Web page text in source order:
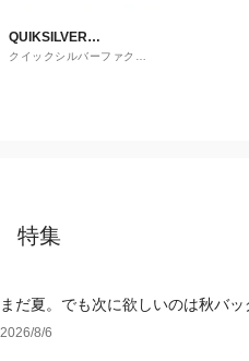
QUIKSILVER
FACTORY OUTLET
クイックシルバーファクト
特集
まだ夏。でも次に欲しいのは秋バッ
2026/8/6